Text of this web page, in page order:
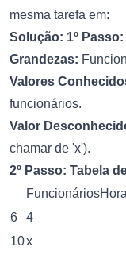
mesma tarefa em:
Solução: 1º Passo:
Grandezas:
Valores
funcionários.
Valor
chamar de 'x').
2º Passo: Tabela
6
4
10x